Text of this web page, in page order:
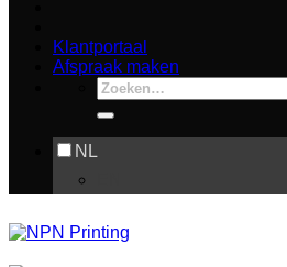
Klantportaal
Afspraak maken
Zoeken
naar:
NL